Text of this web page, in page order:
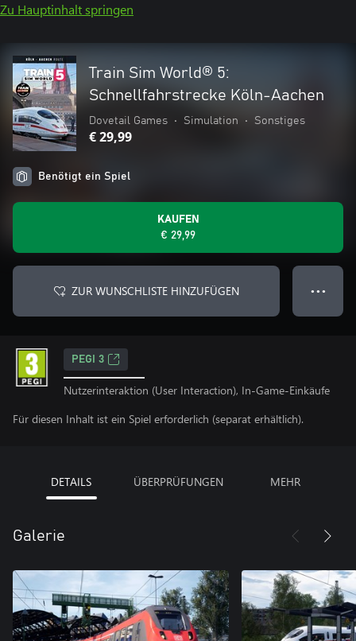
Zu Hauptinhalt springen
Train Sim World® 5:
Schnellfahrstrecke Köln-Aachen
Dovetail Games • Simulation • Sonstiges
€ 29,99
Benötigt ein Spiel
KAUFEN
€ 29,99
ZUR WUNSCHLISTE HINZUFÜGEN ● ● ●
PEGI 3
Nutzerinteraktion (User Interaction), In-Game-Einkäufe
Für diesen Inhalt ist ein Spiel erforderlich (separat erhältlich).
DETAILS ÜBERPRÜFUNGEN MEHR
Galerie